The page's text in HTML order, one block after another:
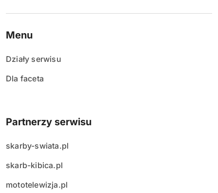
Menu
Działy serwisu
Dla faceta
Partnerzy serwisu
skarby-swiata.pl
skarb-kibica.pl
mototelewizja.pl